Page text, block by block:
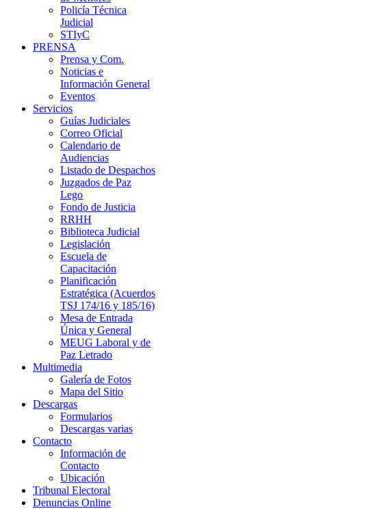
Policía Técnica
Judicial
STIyC
PRENSA
Prensa y Com.
Noticias e
Información General
Eventos
Servicios
Guías Judiciales
Correo Oficial
Calendario de
Audiencias
Listado de Despachos
Juzgados de Paz
Lego
Fondo de Justicia
RRHH
Biblioteca Judicial
Legislación
Escuela de
Capacitación
Planificación
Estratégica (Acuerdos
TSJ 174/16 y 185/16)
Mesa de Entrada
Única y General
MEUG Laboral y de
Paz Letrado
Multimedia
Galería de Fotos
Mapa del Sitio
Descargas
Formularios
Descargas varias
Contacto
Información de
Contacto
Ubicación
Tribunal Electoral
Denuncias Online